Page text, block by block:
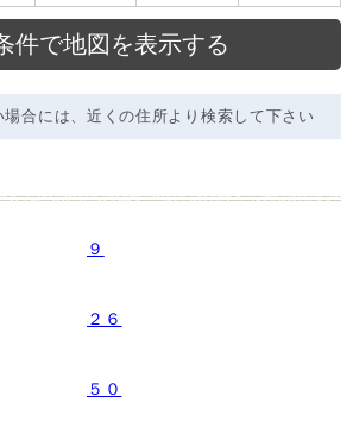
合には、近くの住所より検索して下さい
９
２６
５０